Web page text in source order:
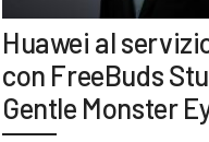
Huawei al
con FreeBuds
Gentle Monster